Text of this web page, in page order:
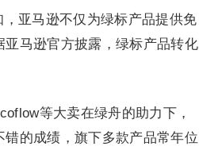
亚马逊不仅为绿标产品提供免
马逊官方披露，绿标产品转化
等大卖在绿舟的助力下，
的成绩，旗下多款产品常年位